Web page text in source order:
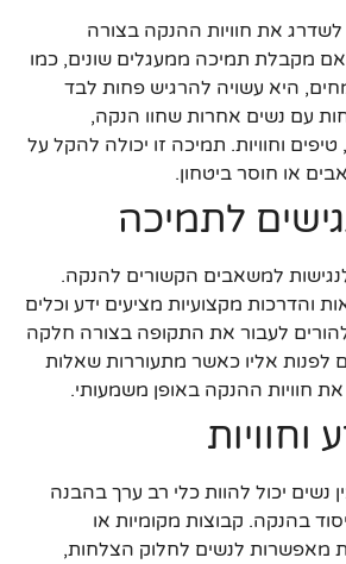
את חוויות ההנקה בצורה
מקבלת תמיכה ממעגלים שונים, כמו
היא עשויה להרגיש פחות לבד
עם נשים אחרות שחוו הנקה,
וחוויות. תמיכה זו יכולה להקל על
או חוסר ביטחון.
לתמיכה
למשאבים הקשורים להנקה.
והדרכות מקצועיות מציעים ידע וכלים
להורים לעבור את התקופה בצורה חלקה
לפנות אליו כאשר מתעוררות שאלות
את חוויות ההנקה באופן משמעותי.
וחוויות
נשים יכול להוות כלי רב ערך בהבנה
בהנקה. קבוצות מקומיות או
מאפשרות לנשים לחלוק הצלחות,